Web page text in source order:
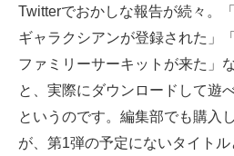
Twitterでおかしな報告が続々。
ギャラクシアンが登録された」
ファミリーサーキットが来た」
と、実際にダウンロードして遊
というのです。編集部でも購入
が、第1弾の予定にないタイト